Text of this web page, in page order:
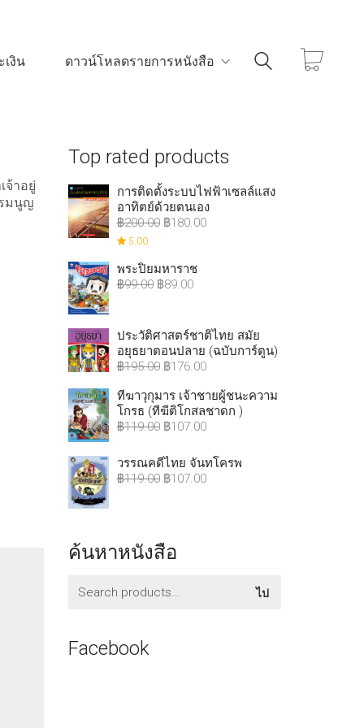
เงิน ดาวน์โหลดรายการหนังสือ
จ้าอยู่
มนูญ
Top rated products
การติดตั้งระบบไฟฟ้าเซลล์แสง
อาทิตย์ด้วยตนเอง
฿200.00 ฿180.00
5.00
พระปิยมหาราช
฿99.00 ฿89.00
ประวัติศาสตร์ชาติไทย สมัย
อยุธยาตอนปลาย (ฉบับการ์ตูน)
฿195.00 ฿176.00
ทีฆาวุกุมาร เจ้าชายผู้ชนะความ
โกรธ (ทีฆีติโกสลชาดก )
฿119.00 ฿107.00
วรรณคดีไทย จันทโครพ
฿119.00 ฿107.00
ค้นหาหนังสือ
ไป
Facebook